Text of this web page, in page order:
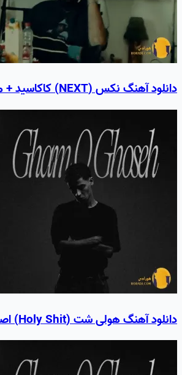
دانلود آهنگ نکس (NEXT) کاکاسید + متن آهنگ
دانلود آهنگ هولی شت (Holy Shit) اصلیکید + متن آهنگ